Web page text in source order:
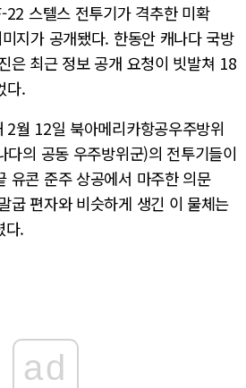
22 스텔스 전투기가 격추한 미확
지가 공개됐다. 한동안 캐나다 국방
은 최근 정보 공개 요청이 빗발쳐 18
다.
2월 12일 북아메리카항공우주방위
의 공동 우주방위군)의 전투기들이
유콘 준주 상공에서 마주한 의문
굽 편자와 비슷하게 생긴 이 물체는
다.
ad